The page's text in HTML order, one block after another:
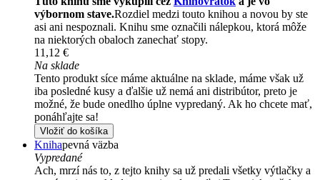
výbornom stave.Rozdiel medzi touto knihou a novou by ste
asi ani nespoznali. Knihu sme označili nálepkou, ktorá môže
na niektorých obaloch zanechať stopy.
11,12 €
Na sklade
Tento produkt síce máme aktuálne na sklade, máme však už
iba posledné kusy a ďalšie už nemá ani distribútor, preto je
možné, že bude onedlho úplne vypredaný. Ak ho chcete mať,
ponáhľajte sa!
Vložiť do košíka
Knihapevná väzba
Vypredané
Ach, mrzí nás to, z tejto knihy sa už predali všetky výtlačky a